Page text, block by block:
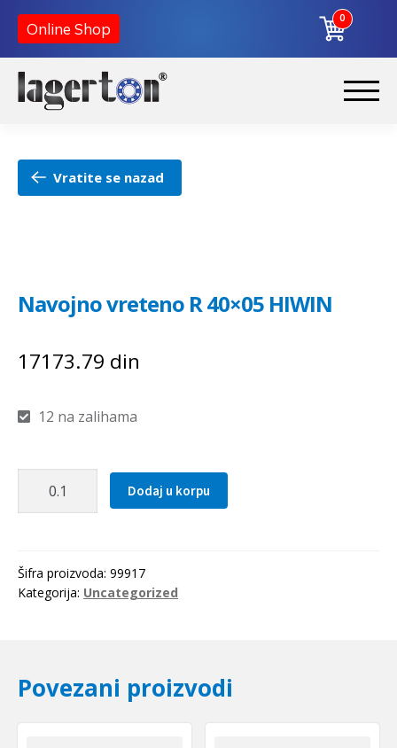
Online Shop
0
Početna
O nama
Vratite se nazad
Navojno vreteno R 40×05 HIWIN
17173.79 din
12 na zalihama
vreteno
HIWIN
količina
Dodaj u korpu
Šifra proizvoda: 99917
Kategorija: Uncategorized
Povezani proizvodi